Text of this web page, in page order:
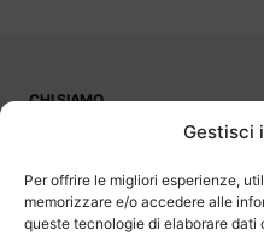
Gestisci
Per offrire le migliori esperienze,
memorizzare e/o accedere alle
queste tecnologie di elaborare dati
CHI SIAMO